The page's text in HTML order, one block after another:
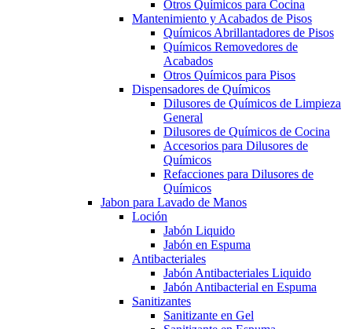
Otros Químicos para Cocina
Mantenimiento y Acabados de Pisos
Químicos Abrillantadores de Pisos
Químicos Removedores de
Acabados
Otros Químicos para Pisos
Dispensadores de Químicos
Dilusores de Químicos de Limpieza
General
Dilusores de Químicos de Cocina
Accesorios para Dilusores de
Químicos
Refacciones para Dilusores de
Químicos
Jabon para Lavado de Manos
Loción
Jabón Liquido
Jabón en Espuma
Antibacteriales
Jabón Antibacteriales Liquido
Jabón Antibacterial en Espuma
Sanitizantes
Sanitizante en Gel